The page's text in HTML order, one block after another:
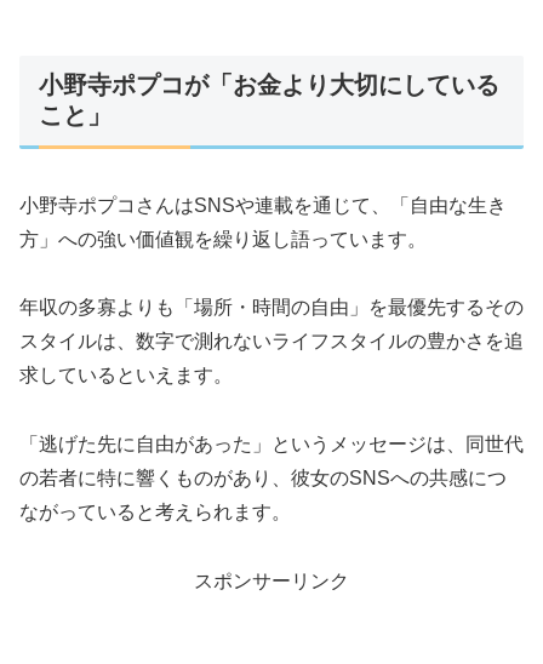
小野寺ポプコが「お金より大切にしている
こと」
小野寺ポプコさんはSNSや連載を通じて、「自由な生き
方」への強い価値観を繰り返し語っています。
年収の多寡よりも「場所・時間の自由」を最優先するその
スタイルは、数字で測れないライフスタイルの豊かさを追
求しているといえます。
「逃げた先に自由があった」というメッセージは、同世代
の若者に特に響くものがあり、彼女のSNSへの共感につ
ながっていると考えられます。
スポンサーリンク